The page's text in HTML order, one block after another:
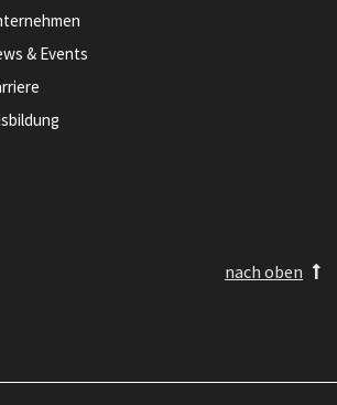
& Events
nach oben